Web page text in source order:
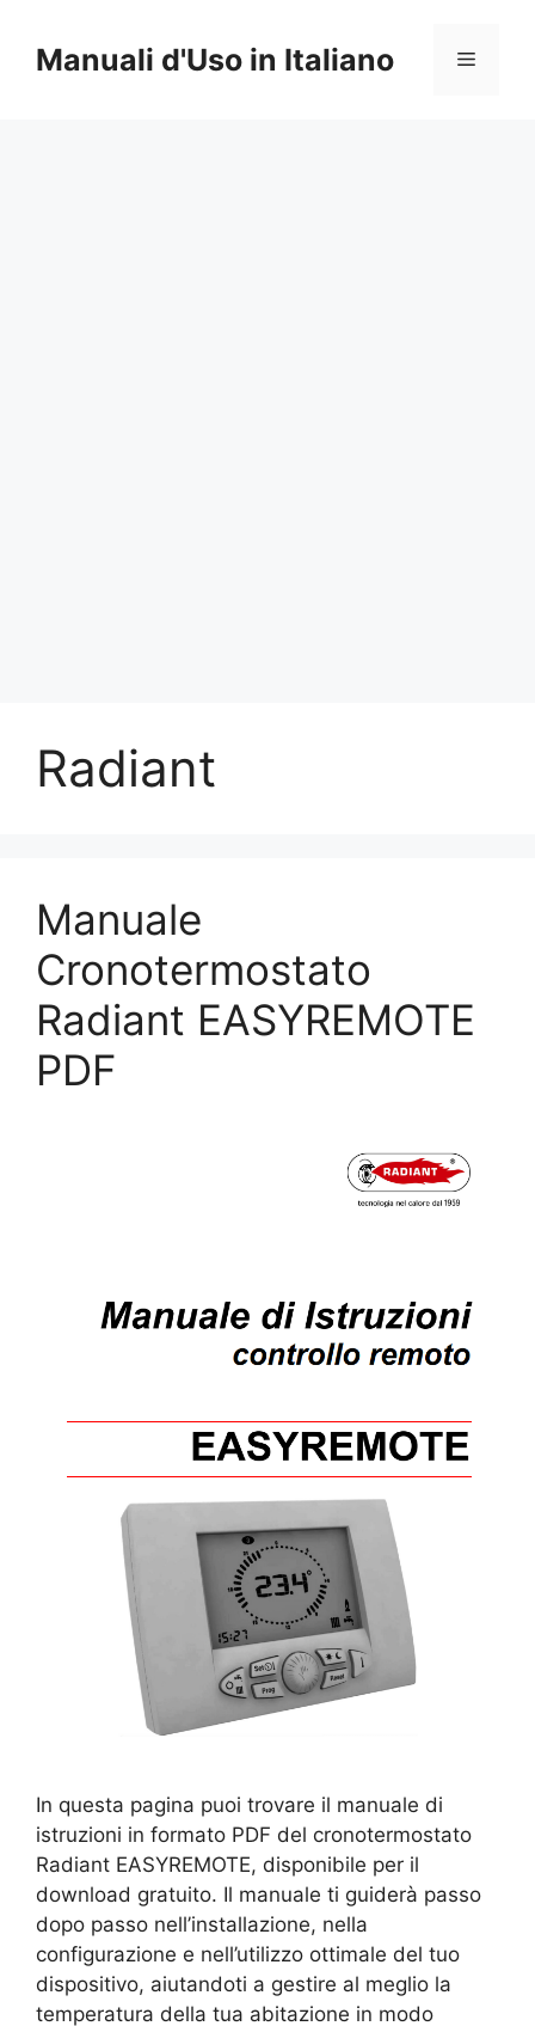
contenuto
Manuali d'Uso in Italiano Menu
Radiant
Manuale
Cronotermostato
Radiant EASYREMOTE
PDF
In questa pagina puoi trovare il manuale di
istruzioni in formato PDF del cronotermostato
Radiant EASYREMOTE, disponibile per il
download gratuito. Il manuale ti guiderà passo
dopo passo nell’installazione, nella
configurazione e nell’utilizzo ottimale del tuo
dispositivo, aiutandoti a gestire al meglio la
temperatura della tua abitazione in modo